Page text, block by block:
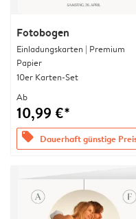
Fotobogen
Einladungskarten | Premium
Papier
10er Karten-Set
Ab
10,99 €*
offers Dauerhaft günstige